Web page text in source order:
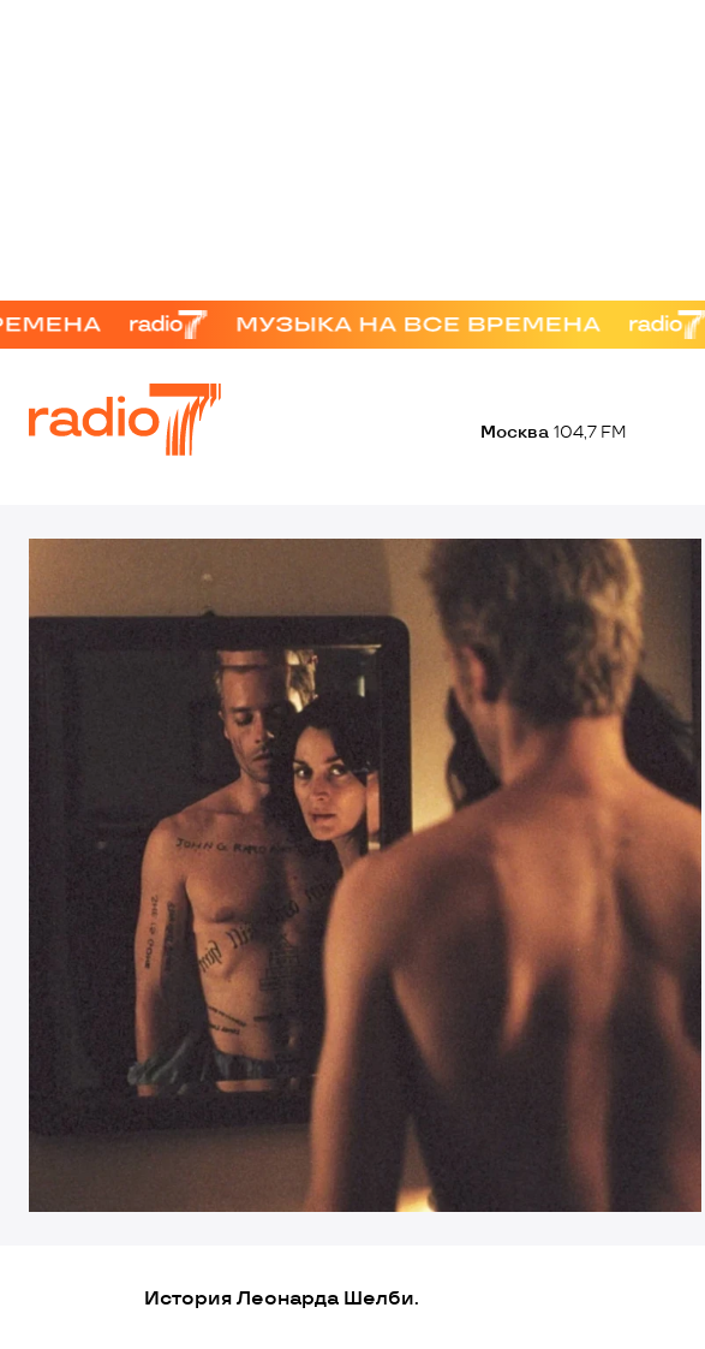
Москва 104,7 FM
История Леонарда Шелби.